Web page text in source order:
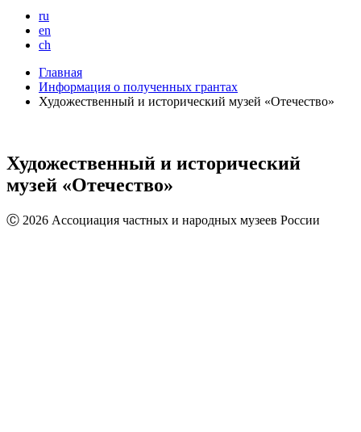
ru
en
ch
Главная
Информация о полученных грантах
Художественный и исторический музей «Отечество»
Художественный и исторический
музей «Отечество»
Ⓒ 2026 Ассоциация частных и народных музеев России